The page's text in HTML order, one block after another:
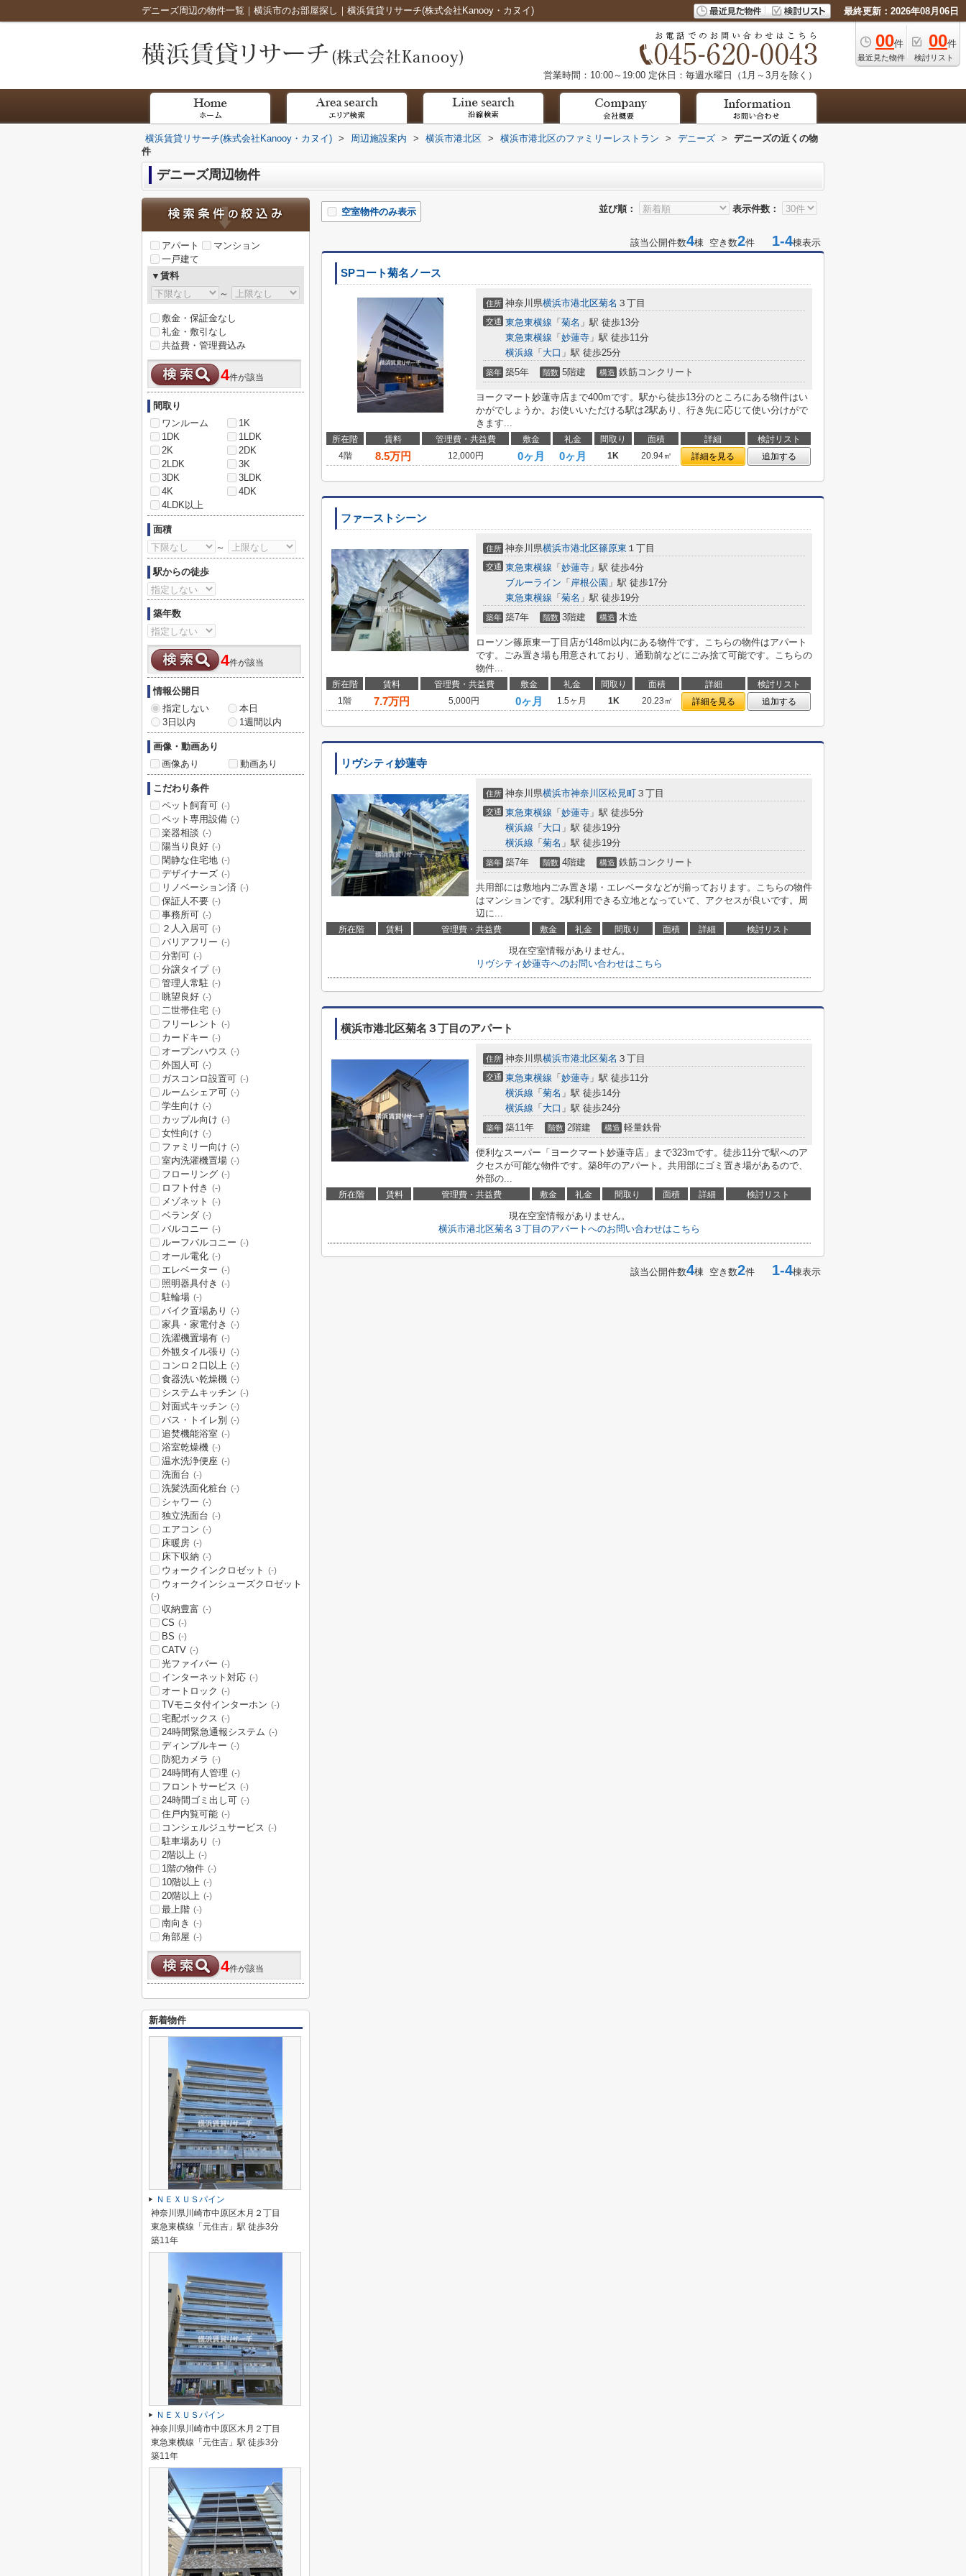
デニーズ周辺の物件一覧｜横浜市のお部屋探し｜横浜賃貸リサーチ(株式会社Kanooy・カヌイ) 最終更新：2026年08月06日
00件
最近見た物件
00件
検討リスト
営業時間：10:00～19:00 定休日：毎週水曜日（1月～3月を除く）
横浜賃貸リサーチ(株式会社Kanooy・カヌイ) > 周辺施設案内 > 横浜市港北区 > 横浜市港北区のファミリーレストラン > デニーズ >
デニーズの近くの物
件
デニーズ周辺物件
並び順： 表示件数：
空室物件のみ表示
該当公開件数4棟 空き数2件 1-4棟表示
SPコート菊名ノース
住所 神奈川県横浜市港北区菊名 ３丁目
交通 東急東横線 「 菊名 」駅 徒歩13分
東急東横線 「 妙蓮寺 」駅 徒歩11分
横浜線 「 大口 」駅 徒歩25分
築年 築5年 階数 5階建 構造 鉄筋コンクリート
ヨークマート妙蓮寺店まで400mです。駅から徒歩13分のところにある物件はい
かがでしょうか。お使いいただける駅は2駅あり、行き先に応じて使い分けがで
きます...
所在階 賃料 管理費・共益費 敷金 礼金 間取り 面積 詳細
検討リスト
4階
8.5万円 12,000円 0ヶ月 0ヶ月 1K 20.94㎡ 詳細を見る 追加する
ファーストシーン
住所 神奈川県横浜市港北区篠原東 １丁目
交通 東急東横線 「 妙蓮寺 」駅 徒歩4分
ブルーライン 「 岸根公園 」駅 徒歩17分
東急東横線 「 菊名 」駅 徒歩19分
築年 築7年 階数 3階建 構造 木造
ローソン篠原東一丁目店が148m以内にある物件です。こちらの物件はアパート
です。ごみ置き場も用意されており、通勤前などにごみ捨て可能です。こちらの
物件...
所在階 賃料 管理費・共益費 敷金 礼金 間取り 面積 詳細
検討リスト
1階
7.7万円 5,000円 0ヶ月 1.5ヶ月 1K 20.23㎡ 詳細を見る 追加する
リヴシティ妙蓮寺
住所 神奈川県横浜市神奈川区松見町 ３丁目
交通 東急東横線 「 妙蓮寺 」駅 徒歩5分
横浜線 「 大口 」駅 徒歩19分
横浜線 「 菊名 」駅 徒歩19分
築年 築7年 階数 4階建 構造 鉄筋コンクリート
共用部には敷地内ごみ置き場・エレベータなどが揃っております。こちらの物件
はマンションです。2駅利用できる立地となっていて、アクセスが良いです。周
辺に...
所在階 賃料 管理費・共益費 敷金 礼金 間取り 面積 詳細 検討リスト
現在空室情報がありません。
リヴシティ妙蓮寺へのお問い合わせはこちら
横浜市港北区菊名３丁目のアパート
住所 神奈川県横浜市港北区菊名 ３丁目
交通 東急東横線 「 妙蓮寺 」駅 徒歩11分
横浜線 「 菊名 」駅 徒歩14分
横浜線 「 大口 」駅 徒歩24分
築年 築11年 階数 2階建 構造 軽量鉄骨
便利なスーパー「ヨークマート妙蓮寺店」まで323mです。徒歩11分で駅へのア
クセスが可能な物件です。築8年のアパート。共用部にゴミ置き場があるので、
外部の...
所在階 賃料 管理費・共益費 敷金 礼金 間取り 面積 詳細 検討リスト
現在空室情報がありません。
横浜市港北区菊名３丁目のアパートへのお問い合わせはこちら
該当公開件数4棟 空き数2件 1-4棟表示
アパート
マンション
一戸建て
▼賃料
～
敷金・保証金なし
礼金・敷引なし
共益費・管理費込み
4件が該当
間取り
ワンルーム
1K
1DK
1LDK
2K
2DK
2LDK
3K
3DK
3LDK
4K
4DK
4LDK以上
面積
～
駅からの徒歩
築年数
4件が該当
情報公開日
指定しない
本日
3日以内
1週間以内
画像・動画あり
画像あり
動画あり
こだわり条件
ペット飼育可 (-)
ペット専用設備 (-)
楽器相談 (-)
陽当り良好 (-)
閑静な住宅地 (-)
デザイナーズ (-)
リノベーション済 (-)
保証人不要 (-)
事務所可 (-)
２人入居可 (-)
バリアフリー (-)
分割可 (-)
分譲タイプ (-)
管理人常駐 (-)
眺望良好 (-)
二世帯住宅 (-)
フリーレント (-)
カードキー (-)
オープンハウス (-)
外国人可 (-)
ガスコンロ設置可 (-)
ルームシェア可 (-)
学生向け (-)
カップル向け (-)
女性向け (-)
ファミリー向け (-)
室内洗濯機置場 (-)
フローリング (-)
ロフト付き (-)
メゾネット (-)
ベランダ (-)
バルコニー (-)
ルーフバルコニー (-)
オール電化 (-)
エレベーター (-)
照明器具付き (-)
駐輪場 (-)
バイク置場あり (-)
家具・家電付き (-)
洗濯機置場有 (-)
外観タイル張り (-)
コンロ２口以上 (-)
食器洗い乾燥機 (-)
システムキッチン (-)
対面式キッチン (-)
バス・トイレ別 (-)
追焚機能浴室 (-)
浴室乾燥機 (-)
温水洗浄便座 (-)
洗面台 (-)
洗髪洗面化粧台 (-)
シャワー (-)
独立洗面台 (-)
エアコン (-)
床暖房 (-)
床下収納 (-)
ウォークインクロゼット (-)
ウォークインシューズクロゼット
(-)
収納豊富 (-)
CS (-)
BS (-)
CATV (-)
光ファイバー (-)
インターネット対応 (-)
オートロック (-)
TVモニタ付インターホン (-)
宅配ボックス (-)
24時間緊急通報システム (-)
ディンプルキー (-)
防犯カメラ (-)
24時間有人管理 (-)
フロントサービス (-)
24時間ゴミ出し可 (-)
住戸内覧可能 (-)
コンシェルジュサービス (-)
駐車場あり (-)
2階以上 (-)
1階の物件 (-)
10階以上 (-)
20階以上 (-)
最上階 (-)
南向き (-)
角部屋 (-)
4件が該当
新着物件
ＮＥＸＵＳパイン
神奈川県川崎市中原区木月２丁目
東急東横線「元住吉」駅 徒歩3分
築11年
ＮＥＸＵＳパイン
神奈川県川崎市中原区木月２丁目
東急東横線「元住吉」駅 徒歩3分
築11年